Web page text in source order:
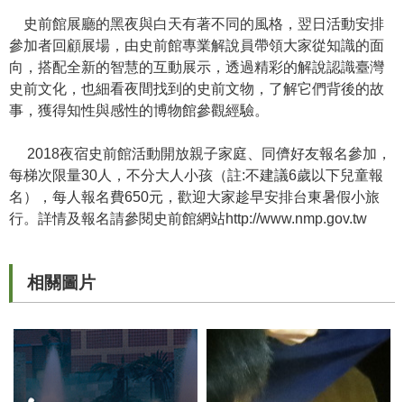
索
認
識
我
們
便
民
服
務
別
等
專
史前館展廳的黑夜與白天有著不同的風格，翌日活動安排
參加者回顧展場，由史前館專業解說員帶領大家從知識的面
向，搭配全新的智慧的互動展示，透過精彩的解說認識臺灣
史前文化，也細看夜間找到的史前文物，了解它們背後的故
事，獲得知性與感性的博物館參觀經驗。
2018夜宿史前館活動開放親子家庭、同儕好友報名參加，
每梯次限量30人，不分大人小孩（註:不建議6歲以下兒童報
名），每人報名費650元，歡迎大家趁早安排台東暑假小旅
行。詳情及報名請參閱史前館網站http://www.nmp.gov.tw
相關圖片